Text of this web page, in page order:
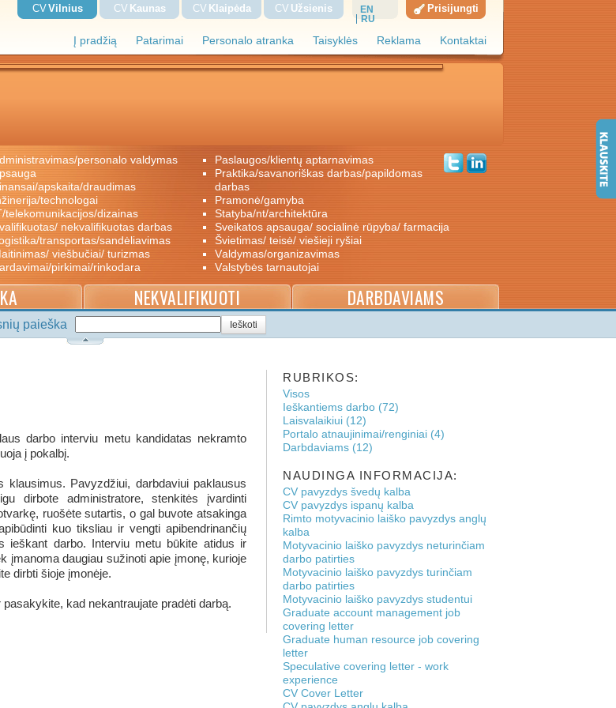
Į pradžią Patarimai Personalo atranka Taisyklės Reklama Kontaktai
CVVilnius CV Kaunas CV Klaipėda CV Užsienis
EN
RU
Prisijungti
administravimas/personalo valdymas
apsauga
finansai/apskaita/draudimas
technologai
telekomunikacijos/dizainas
kvalifikuotas/ nekvalifikuotas darbas
transportas/sandėliavimas
maitinimas/ viešbučiai/ turizmas
pardavimai/pirkimai/rinkodara
paslaugos/klientų aptarnavimas
praktika/savanoriškas darbas/papildomas
darbas
pramonė/gamyba
statyba/nt/architektūra
sveikatos apsauga/ socialinė rūpyba/ farmacija
švietimas/ teisė/ viešieji ryšiai
valdymas/organizavimas
valstybės tarnautojai
NEKVALIFIKUOTI DARBDAVIAMS
paieška
darbo interviu metu kandidatas nekramto
į pokalbį.
Pavyzdžiui, darbdaviui paklausus
dirbote administratore, stenkitės įvardinti
ruošėte sutartis, o gal buvote atsakinga
kuo tiksliau ir vengti apibendrinančių
ieškant darbo. Interviu metu būkite atidus ir
įmanoma daugiau sužinoti apie įmonę, kurioje
dirbti šioje įmonėje.
kad nekantraujate pradėti darbą.
RUBRIKOS:
Visos
Ieškantiems darbo (72)
Laisvalaikiui (12)
Portalo atnaujinimai/renginiai (4)
Darbdaviams (12)
NAUDINGA INFORMACIJA:
CV pavyzdys švedų kalba
CV pavyzdys ispanų kalba
Rimto motyvacinio laiško pavyzdys anglų
kalba
Motyvacinio laiško pavyzdys neturinčiam
darbo patirties
Motyvacinio laiško pavyzdys turinčiam
darbo patirties
Motyvacinio laiško pavyzdys studentui
Graduate account management job
covering letter
Graduate human resource job covering
letter
Speculative covering letter - work
experience
CV Cover Letter